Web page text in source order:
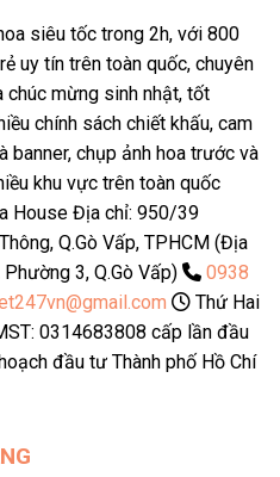
siêu tốc trong 2h, với 800
uy tín trên toàn quốc, chuyên
chúc mừng sinh nhật, tốt
chính sách chiết khấu, cam
banner, chụp ảnh hoa trước và
khu vực trên toàn quốc
House Địa chỉ: 950/39
Q.Gò Vấp, TPHCM (Địa
3, Q.Gò Vấp)
0938
Thứ Hai
0314683808 cấp lần đầu
đầu tư Thành phố Hồ Chí